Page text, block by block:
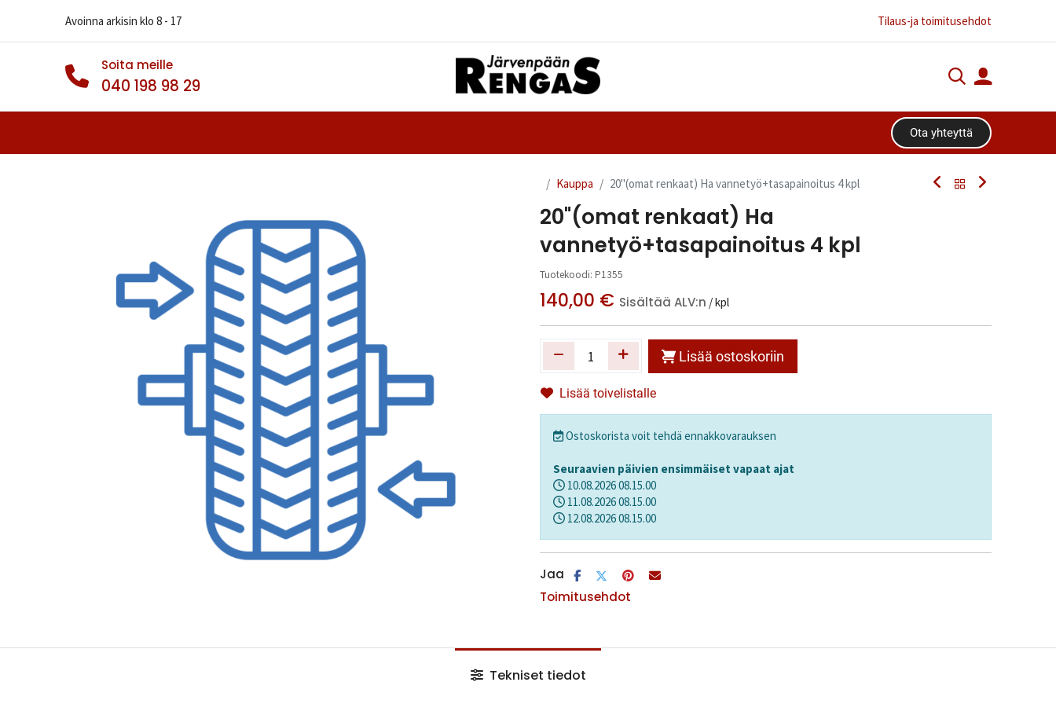
Avoinna arkisin klo 8 - 17 Tilaus-ja toimitusehdot
Soita meille
040 198 98 29
Ota yhteyttä​​​​
Kauppa 20"(omat renkaat) Ha vannetyö+tasapainoitus 4 kpl
20"(omat renkaat) Ha
vannetyö+tasapainoitus 4 kpl
Tuotekoodi: P1355
140,00 € Sisältää ALV:n / kpl
Lisää ostoskoriin
Lisää toivelistalle
Ostoskorista voit tehdä ennakkovarauksen
Seuraavien päivien ensimmäiset vapaat ajat
10.08.202608.15.00
11.08.202608.15.00
12.08.202608.15.00
Jaa
Toimitusehdot
Tekniset tiedot